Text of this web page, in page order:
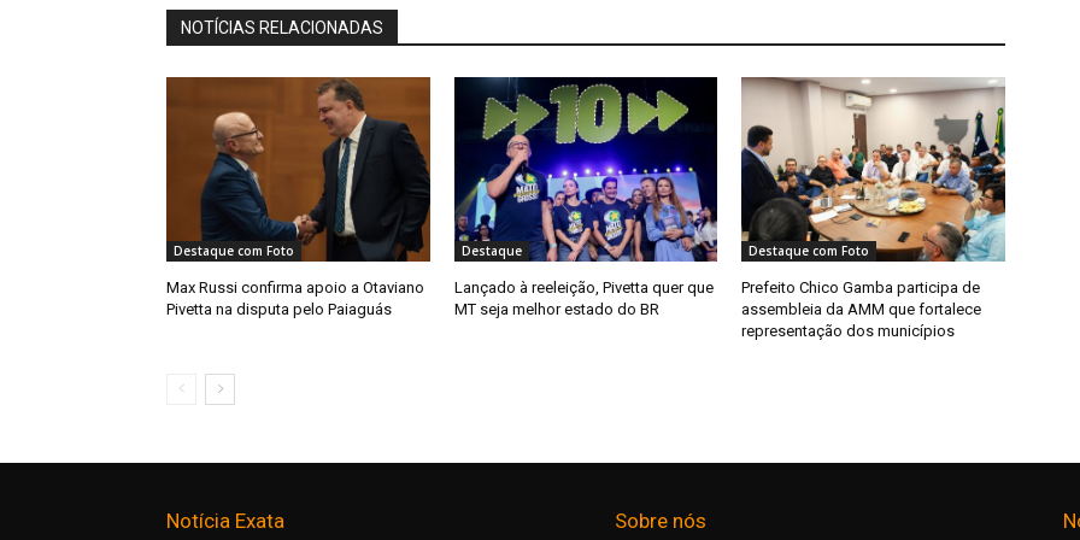
NOTÍCIAS RELACIONADAS
Destaque com Foto
Max Russi confirma apoio a Otaviano
Pivetta na disputa pelo Paiaguás
Destaque
Lançado à reeleição, Pivetta quer que
MT seja melhor estado do BR
Destaque com Foto
Prefeito Chico Gamba participa de
assembleia da AMM que fortalece
representação dos municípios
Notícia Exata Sobre nós